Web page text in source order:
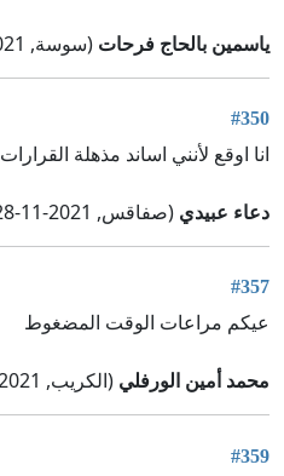
ياسمين بالحاج فرحات (سوسة, 2021-11-28)
#350
انا اوقع لأنني اساند مذهلة القرارات
دعاء عبيدي (صفاقس, 2021-11-28)
#357
عيكم مراعات الوقت المضغوط
محمد أمين الورفلي (الكريب, 2021-11-28)
#359